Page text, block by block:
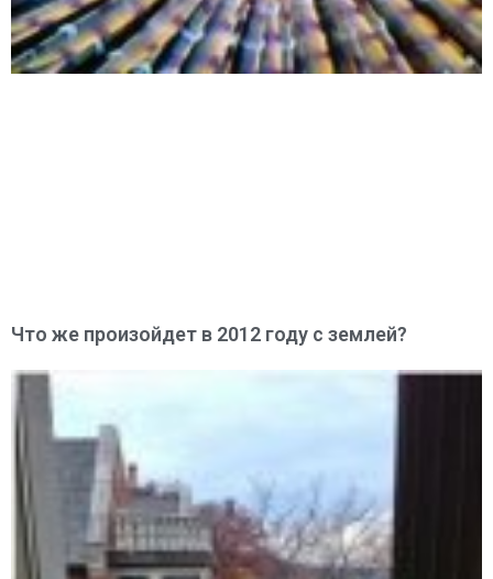
Что же произойдет в 2012 году с землей?